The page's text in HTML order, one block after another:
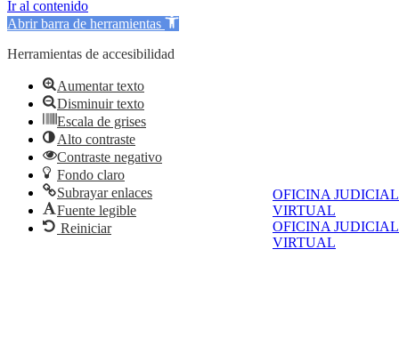
OFICINA JUDICIAL
VIRTUAL
OFICINA JUDICIAL
VIRTUAL
Ir al contenido
Abrir barra de herramientas
Herramientas de accesibilidad
Aumentar texto
Disminuir texto
Escala de grises
Alto contraste
Contraste negativo
Fondo claro
Subrayar enlaces
Fuente legible
Reiniciar